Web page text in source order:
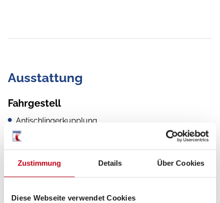
Zustimmung Details Über Cookies
Diese Webseite verwendet Cookies
Ausstattung
Fahrgestell
Antischlingerkupplung